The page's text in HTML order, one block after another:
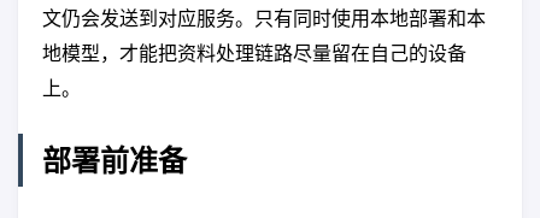
文仍会发送到对应服务。只有同时使用本地部署和本
地模型，才能把资料处理链路尽量留在自己的设备
上。
部署前准备